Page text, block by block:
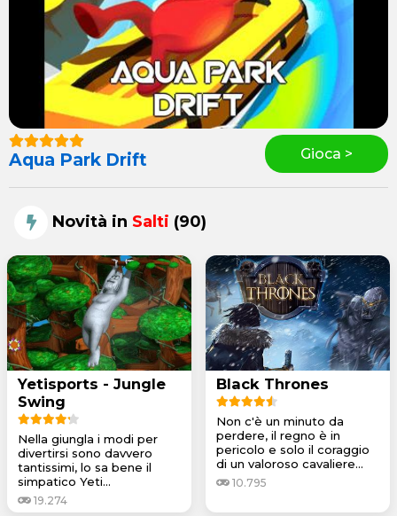
Aqua Park Drift Gioca >
Novità in Salti (90)
Yetisports - Jungle
Swing
Nella giungla i modi per
divertirsi sono davvero
tantissimi, lo sa bene il
simpatico Yeti...
19.274
Black Thrones
Non c'è un minuto da
perdere, il regno è in
pericolo e solo il coraggio
di un valoroso cavaliere...
10.795